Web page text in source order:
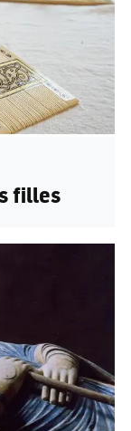
filles